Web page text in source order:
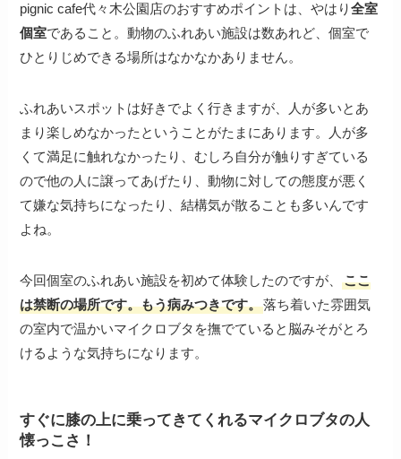
pignic cafe代々木公園店のおすすめポイントは、やはり全室
個室であること。動物のふれあい施設は数あれど、個室で
ひとりじめできる場所はなかなかありません。
ふれあいスポットは好きでよく行きますが、人が多いとあ
まり楽しめなかったということがたまにあります。人が多
くて満足に触れなかったり、むしろ自分が触りすぎている
ので他の人に譲ってあげたり、動物に対しての態度が悪く
て嫌な気持ちになったり、結構気が散ることも多いんです
よね。
今回個室のふれあい施設を初めて体験したのですが、ここ
は禁断の場所です。もう病みつきです。落ち着いた雰囲気
の室内で温かいマイクロブタを撫でていると脳みそがとろ
けるような気持ちになります。
すぐに膝の上に乗ってきてくれるマイクロブタの人
懐っこさ！